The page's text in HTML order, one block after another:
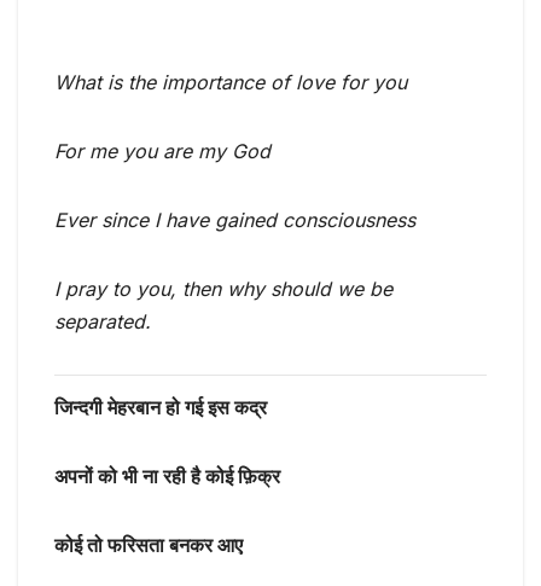
What is the importance of love for you
For me you are my God
Ever since I have gained consciousness
I pray to you, then why should we be
separated.
जिन्दगी मेहरबान हो गई इस कद्र
अपनों को भी ना रही है कोई फ़िक्र
कोई तो फरिसता बनकर आए